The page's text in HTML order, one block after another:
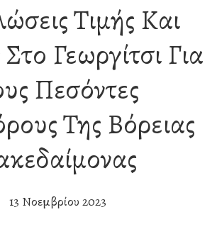
Τιμής Και
Γεωργίτσι Για
Πεσόντες
Της Βόρειας
13 Νοεμβρίου 2023